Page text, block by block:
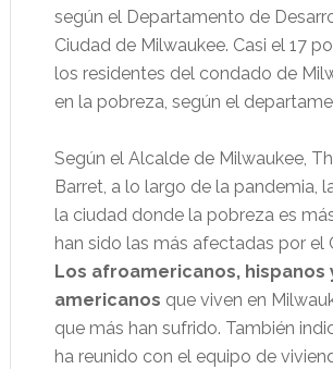
según el Departamento de
Ciudad de Milwaukee. Casi el 17
los residentes del condado de
en la pobreza, según el
Según el Alcalde de Milwaukee,
Barret, a lo largo de la pandemia,
la ciudad donde la pobreza es
han sido las más afectadas por el
Los afroamericanos, hispanos
americanos que viven en
que más han sufrido. También
ha reunido con el equipo de